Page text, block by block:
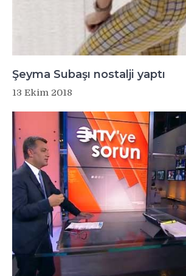
Şeyma Subaşı nostalji yaptı
13 Ekim 2018